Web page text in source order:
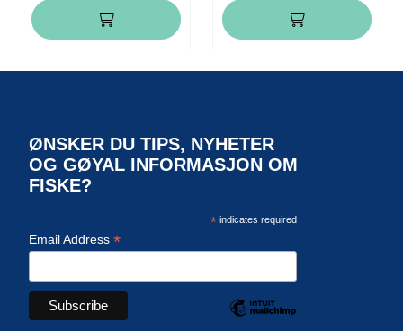
ØNSKER DU TIPS, NYHETER
OG GØYAL INFORMASJON OM
FISKE?
*indicates required
Email Address *